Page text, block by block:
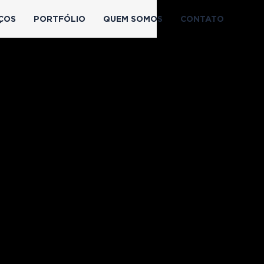
PORTFÓLIO QUEM SOMOS CONTATO